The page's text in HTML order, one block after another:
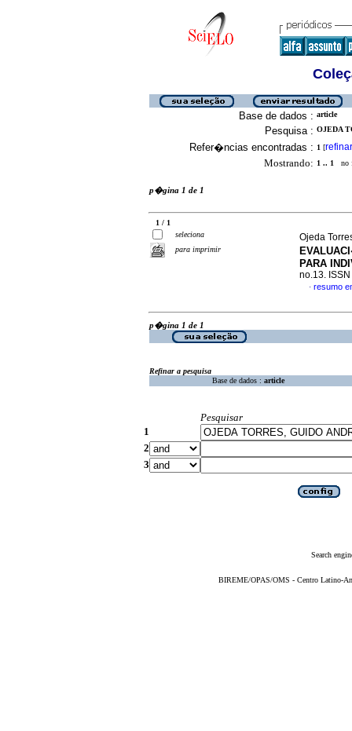
Base de dados : article
Pesquisa : OJEDA
Refer�ncias encontradas : 1 [refinar
Mostrando: 1 .. 1 no
p�gina 1 de 1
1 / 1
seleciona
para imprimir
Ojeda
PARA
no.13.
· resumo
p�gina 1 de 1
Refinar a pesquisa
Base de dados : article
Pesquisar
1
2
3
Search
BIREME/OPAS/OMS - Centro Latino-